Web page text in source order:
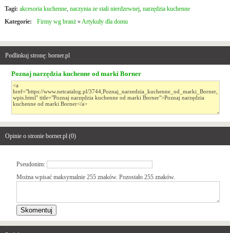
Tagi: akcesoria kuchenne, naczynia ze stali nierdzewnej, narzędzia kuchenne
Kategorie:
Firmy wg branż» Artykuły dla domu
Podlinkuj stronę: borner.pl
Poznaj narzędzia kuchenne od marki Borner
Opinie o stronie borner.pl (0)
Pseudonim:
Można wpisać maksymalnie 255 znaków. Pozostało255 znaków.